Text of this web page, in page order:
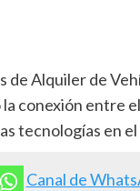
de Alquiler de
conexión entre
tecnologías en
Canal de